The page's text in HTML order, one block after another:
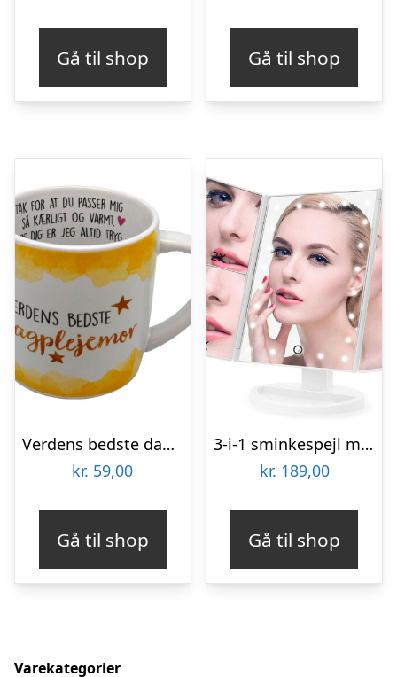
Gå til shop Gå til shop
Verdens bedste dagplejemor krus
kr. 59,00
Gå til shop
3-i-1 sminkespejl med forstørrelseszoner og lys
kr. 189,00
Gå til shop
Varekategorier